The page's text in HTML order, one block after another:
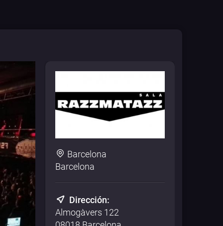
Barcelona
Barcelona
Dirección:
Almogàvers 122